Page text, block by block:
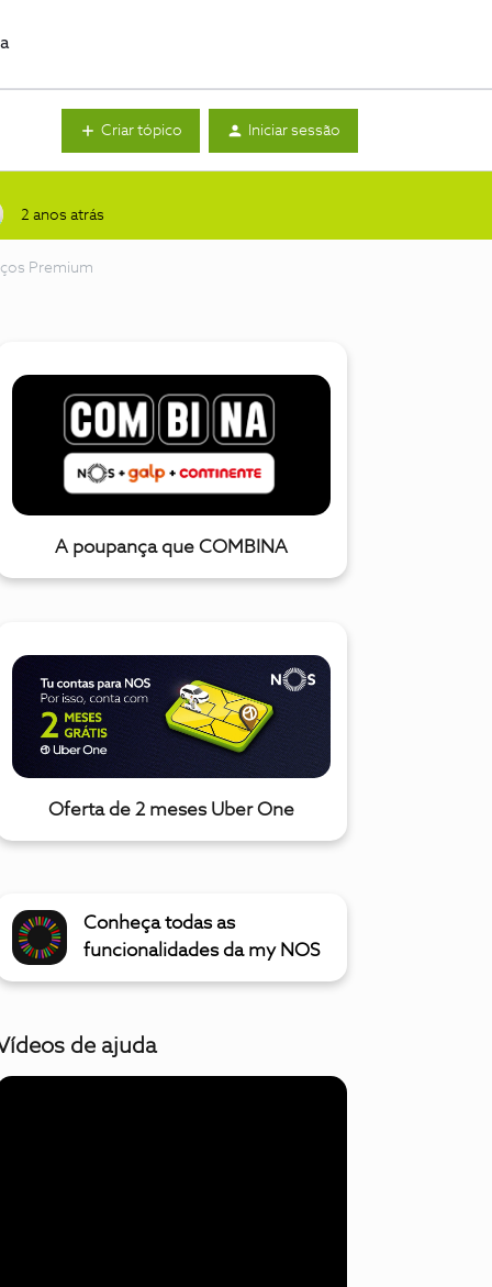
Criar tópico Iniciar sessão
2 anos atrás
Premium
A poupança que COMBINA
Oferta de 2 meses Uber One
Conheça todas as
funcionalidades da my NOS
de ajuda